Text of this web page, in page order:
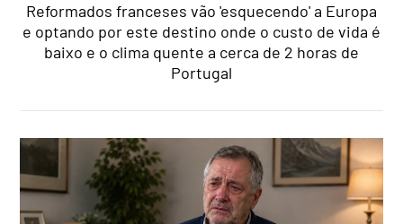
Reformados franceses vão 'esquecendo' a Europa
e optando por este destino onde o custo de vida é
baixo e o clima quente a cerca de 2 horas de
Portugal